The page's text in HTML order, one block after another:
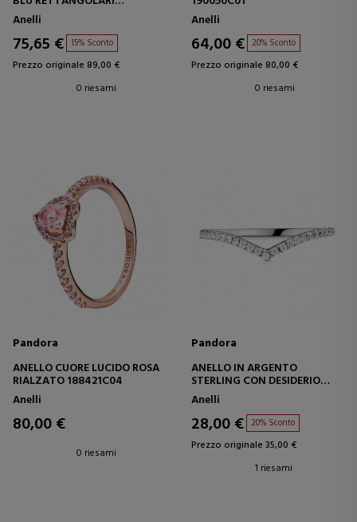
192389C01
Anelli
75,65 € 15% Sconto
Prezzo originale 89,00 €
0 riesami
Anelli
64,00 € 20% Sconto
Prezzo originale 80,00 €
0 riesami
Pandora
ANELLO CUORE LUCIDO ROSA
RIALZATO 188421C04
Anelli
80,00 €
0 riesami
Pandora
ANELLO IN ARGENTO
STERLING CON DESIDERIO
SCINTILLANTE 196316CZ
Anelli
28,00 € 20% Sconto
Prezzo originale 35,00 €
1 riesami